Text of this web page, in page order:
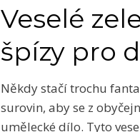
Veselé
špízy pro
Někdy stačí trochu
surovin, aby se z
umělecké dílo. Tyto